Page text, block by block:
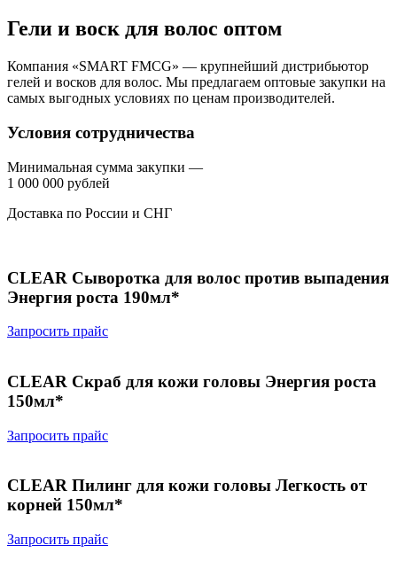
Гели и воск для волос оптом
Компания «SMART FMCG» — крупнейший дистрибьютор
гелей и восков для волос. Мы предлагаем оптовые закупки на
самых выгодных условиях по ценам производителей.
Условия сотрудничества
Минимальная сумма закупки —
1 000 000 рублей
Доставка по России и СНГ
CLEAR Сыворотка для волос против выпадения
Энергия роста 190мл*
Запросить прайс
CLEAR Скраб для кожи головы Энергия роста
150мл*
Запросить прайс
CLEAR Пилинг для кожи головы Легкость от
корней 150мл*
Запросить прайс